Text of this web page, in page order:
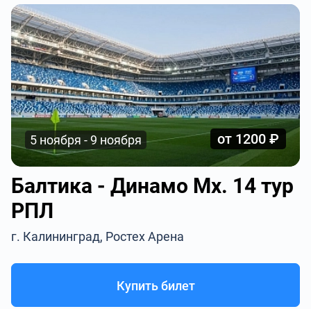
5 ноября - 9 ноября от 1200 ₽
Балтика - Динамо Мх. 14 тур
РПЛ
г. Калининград, Ростех Арена
Купить билет